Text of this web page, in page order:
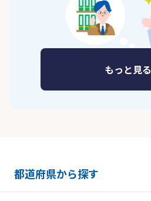
もっと見る
都道府県から探す